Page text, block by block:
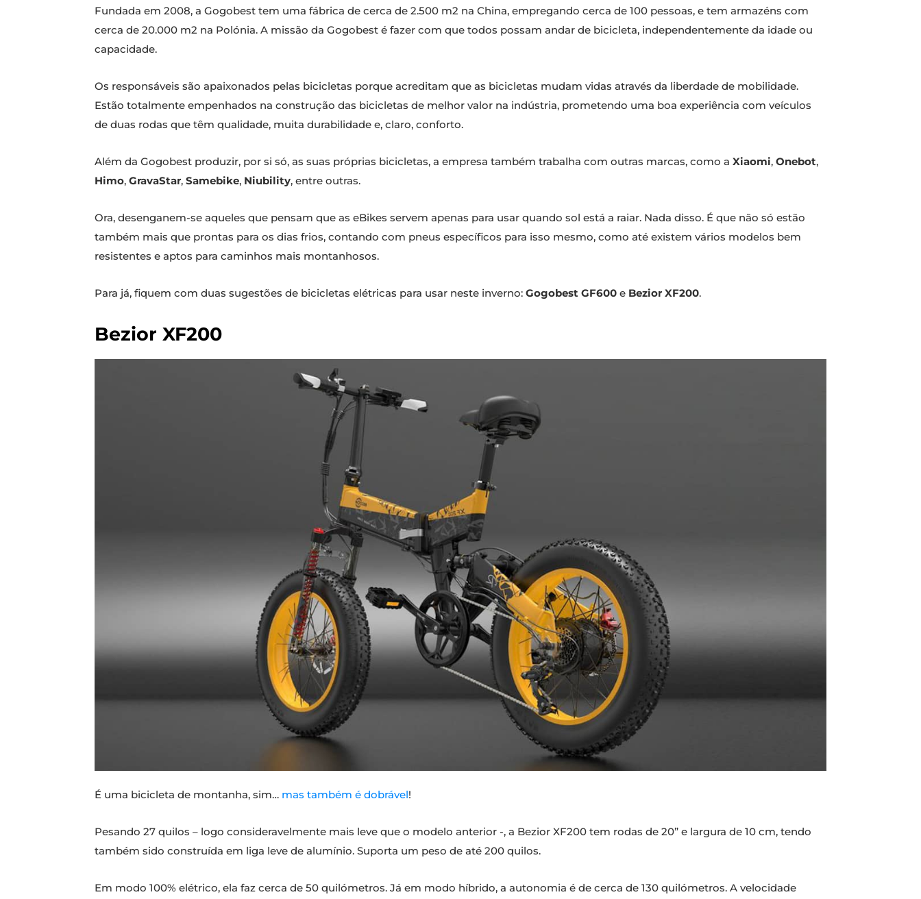
Fundada em 2008, a Gogobest tem uma fábrica de cerca de 2.500 m2 na China, empregando cerca de 100 pessoas, e tem armazéns com
cerca de 20.000 m2 na Polónia. A missão da Gogobest é fazer com que todos possam andar de bicicleta, independentemente da idade ou
capacidade.
Os responsáveis são apaixonados pelas bicicletas porque acreditam que as bicicletas mudam vidas através da liberdade de mobilidade.
Estão totalmente empenhados na construção das bicicletas de melhor valor na indústria, prometendo uma boa experiência com veículos
de duas rodas que têm qualidade, muita durabilidade e, claro, conforto.
Além da Gogobest produzir, por si só, as suas próprias bicicletas, a empresa também trabalha com outras marcas, como a Xiaomi, Onebot,
Himo, GravaStar, Samebike, Niubility, entre outras.
Ora, desenganem-se aqueles que pensam que as eBikes servem apenas para usar quando sol está a raiar. Nada disso. É que não só estão
também mais que prontas para os dias frios, contando com pneus específicos para isso mesmo, como até existem vários modelos bem
resistentes e aptos para caminhos mais montanhosos.
Para já, fiquem com duas sugestões de bicicletas elétricas para usar neste inverno: Gogobest GF600 e Bezior XF200.
Bezior XF200
É uma bicicleta de montanha, sim… mas também é dobrável!
Pesando 27 quilos – logo consideravelmente mais leve que o modelo anterior -, a Bezior XF200 tem rodas de 20” e largura de 10 cm, tendo
também sido construída em liga leve de alumínio. Suporta um peso de até 200 quilos.
Em modo 100% elétrico, ela faz cerca de 50 quilómetros. Já em modo híbrido, a autonomia é de cerca de 130 quilómetros. A velocidade